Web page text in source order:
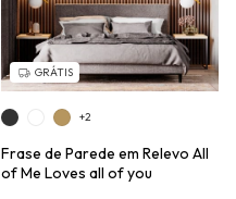
GRÁTIS
Frase de Parede em Relevo All
of Me Loves all of you
+2